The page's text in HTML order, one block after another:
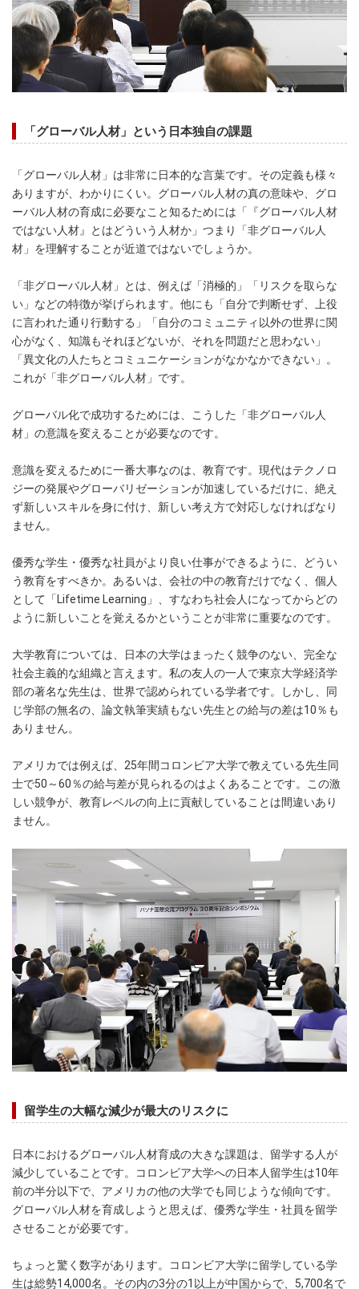
「グローバル人材」という日本独自の課題
「グローバル人材」は非常に日本的な言葉です。その定義も様々
ありますが、わかりにくい。グローバル人材の真の意味や、グロ
ーバル人材の育成に必要なこと知るためには「『グローバル人材
ではない人材』とはどういう人材か」つまり「非グローバル人
材」を理解することが近道ではないでしょうか。
「非グローバル人材」とは、例えば「消極的」「リスクを取らな
い」などの特徴が挙げられます。他にも「自分で判断せず、上役
に言われた通り行動する」「自分のコミュニティ以外の世界に関
心がなく、知識もそれほどないが、それを問題だと思わない」
「異文化の人たちとコミュニケーションがなかなかできない」。
これが「非グローバル人材」です。
グローバル化で成功するためには、こうした「非グローバル人
材」の意識を変えることが必要なのです。
意識を変えるために一番大事なのは、教育です。現代はテクノロ
ジーの発展やグローバリゼーションが加速しているだけに、絶え
ず新しいスキルを身に付け、新しい考え方で対応しなければなり
ません。
優秀な学生・優秀な社員がより良い仕事ができるように、どうい
う教育をすべきか。あるいは、会社の中の教育だけでなく、個人
として「Lifetime Learning」、すなわち社会人になってからどの
ように新しいことを覚えるかということが非常に重要なのです。
大学教育については、日本の大学はまったく競争のない、完全な
社会主義的な組織と言えます。私の友人の一人で東京大学経済学
部の著名な先生は、世界で認められている学者です。しかし、同
じ学部の無名の、論文執筆実績もない先生との給与の差は10％も
ありません。
アメリカでは例えば、25年間コロンビア大学で教えている先生同
士で50～60％の給与差が見られるのはよくあることです。この激
しい競争が、教育レベルの向上に貢献していることは間違いあり
ません。
留学生の大幅な減少が最大のリスクに
日本におけるグローバル人材育成の大きな課題は、留学する人が
減少していることです。コロンビア大学への日本人留学生は10年
前の半分以下で、アメリカの他の大学でも同じような傾向です。
グローバル人材を育成しようと思えば、優秀な学生・社員を留学
させることが必要です。
ちょっと驚く数字があります。コロンビア大学に留学している学
生は総勢14,000名。その内の3分の1以上が中国からで、5,700名で